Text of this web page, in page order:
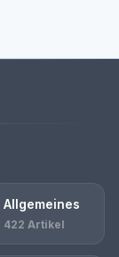
Allgemeines
422 Artikel